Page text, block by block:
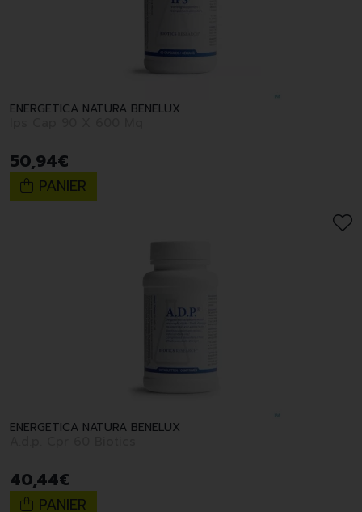
ENERGETICA NATURA BENELUX
50,94€
PANIER
ENERGETICA NATURA BENELUX
40,44€
PANIER